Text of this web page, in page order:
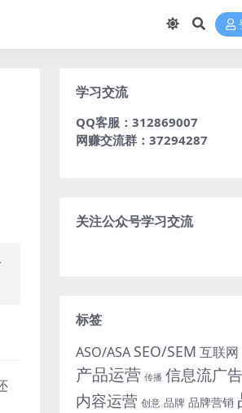
学习交流
QQ客服：312869007
网赚交流群：37294287
关注公众号学习交流
标签
ASO/ASA SEO/SEM 互联网
产品运营 传播 信息流广告
内容运营 创意 品牌 品牌营销